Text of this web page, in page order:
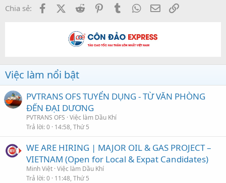
Chia sẻ: FacebookX (Twitter)
Reddit PinterestTumblr WhatsApp
Email
Việc làm nổi bật
PVTRANS OFS TUYỂN DỤNG - TỪ VĂN PHÒNG
ĐẾN ĐẠI DƯƠNG
PVTRANS OFS Việc làm Dầu Khí
Trả lời 0 14:58, Thứ 5
WE ARE HIRING | MAJOR OIL & GAS PROJECT –
VIETNAM (Open for Local & Expat Candidates)
Minh Việt Việc làm Dầu Khí
Trả lời 0 11:48, Thứ 5